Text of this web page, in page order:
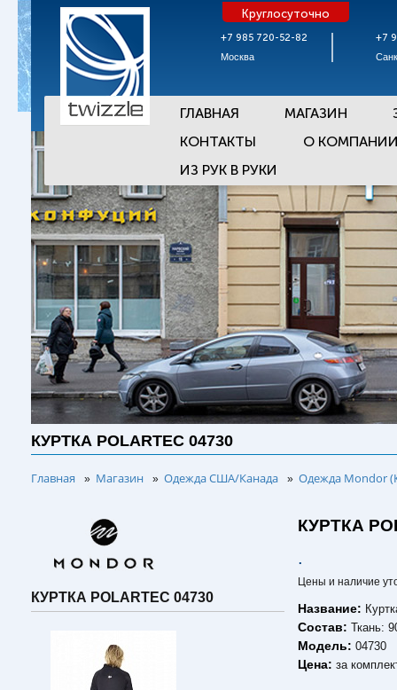
+7 985 720-52-82
Москва
Круглосуточно
+7
ГЛАВНАЯ МАГАЗИН
КОНТАКТЫ
О
ИЗ РУК В РУКИ
КУРТКА POLARTEC 04730
Главная » Магазин » Одежда США/Канада » Одежда Mondor
КУРТКА POLARTEC 04730
КУРТКА
.
Цены и наличие
Название:
Состав:Ткань:
Модель:04730
Цена:за